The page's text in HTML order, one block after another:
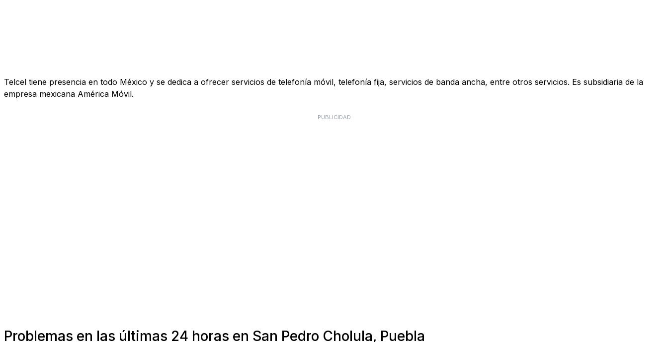
Telcel tiene presencia en todo México y se dedica a ofrecer servicios de telefonía móvil, telefonía fija, servicios de banda ancha, entre otros servicios. Es subsidiaria de la
empresa mexicana América Móvil.
PUBLICIDAD
Problemas en las últimas 24 horas en San Pedro Cholula, Puebla